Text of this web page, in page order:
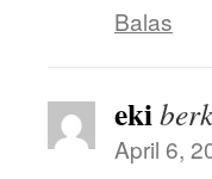
Balas
eki
April 6,